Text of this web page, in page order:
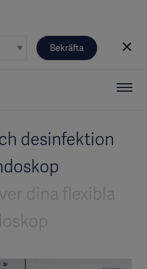
Bekräfta
desinfektion
dina flexibla